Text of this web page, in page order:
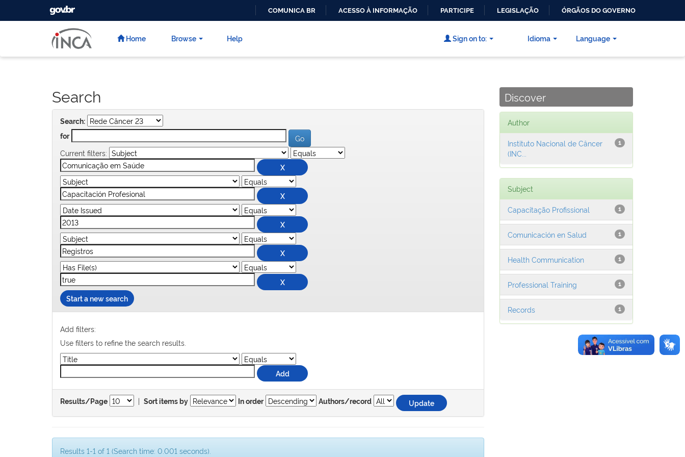
CONTEÚDO
GOVBR
COMUNICA BR ACESSO À INFORMAÇÃO PARTICIPE LEGISLAÇÃO ÓRGÃOS DO GOVERNO
Home Browse Help Language
Sign on to: Idioma
Search
Search:
for
Current filters:
Start a new search
Add filters:
Use filters to refine the search results.
Results/Page | Sort items by In order Authors/record
Results 1-1 of 1 (Search time: 0.001 seconds).
Discover
Author
1
Instituto Nacional de Câncer
(INC...
Subject
1
Capacitação Profissional
1
Comunicación en Salud
1
Health Communication
1
Professional Training
1
Records